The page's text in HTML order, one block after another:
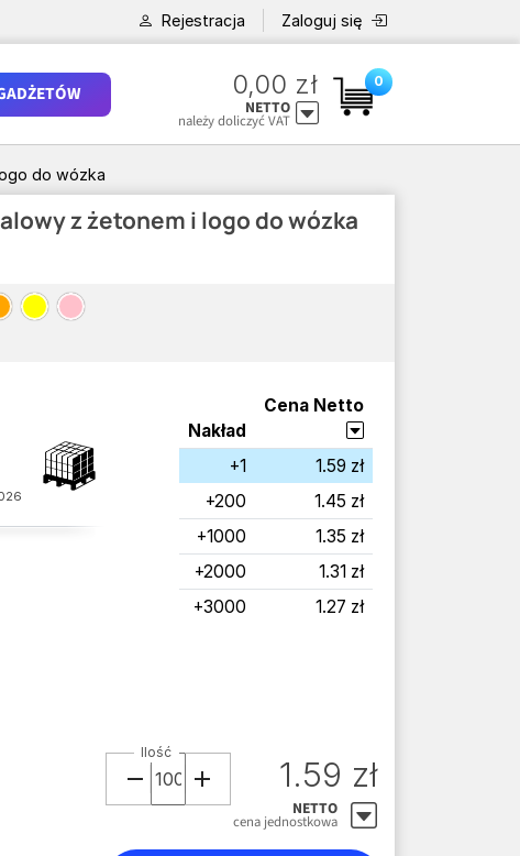
Rejestracja Zaloguj się
0,00 zł
NETTO
należy doliczyć VAT
0
do wózka
z żetonem i logo do wózka
Nakład
Cena Netto
+1
1.59 zł
+200
1.45 zł
+1000
1.35 zł
+2000
1.31 zł
+3000
1.27 zł
Ilość
1.59 zł
NETTO
cena jednostkowa